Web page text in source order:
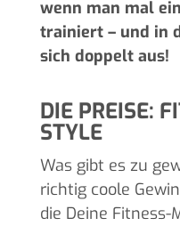
wenn man mal
trainiert – und in
sich doppelt aus!
DIE PREISE:
STYLE
Was gibt es zu
richtig coole
die Deine